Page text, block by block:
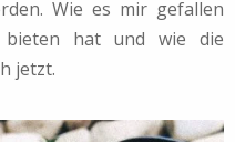
Wie es mir gefallen
hat und wie die
jetzt.